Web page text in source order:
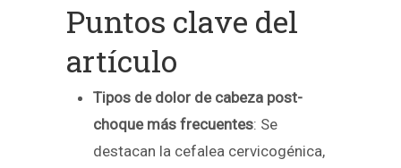
Puntos clave del
artículo
Tipos de dolor de cabeza post-
choque más frecuentes: Se
destacan la cefalea cervicogénica,